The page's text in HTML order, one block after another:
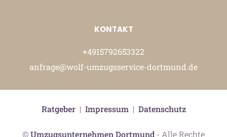
KONTAKT
+4915792653322
anfrage@wolf-umzugsservice-dortmund.de
©Umzugsunternehmen Dortmund - Alle Rechte
Ratgeber| Impressum| Datenschutz